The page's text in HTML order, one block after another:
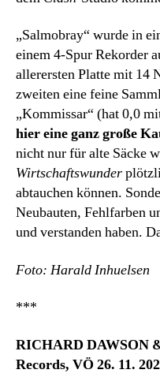
„Salmobray“ wurde in
einem 4-Spur Rekorder
allerersten Platte mit 14
zweiten eine feine
„Kommissar“ (hat 0,0
hier eine ganz große
nicht nur für alte Säcke
Wirtschaftswunder
abtauchen können.
Neubauten, Fehlfarben
und verstanden haben.
Foto: Harald Inhuelsen
***
RICHARD DAWSON
Records, VÖ 26. 11.